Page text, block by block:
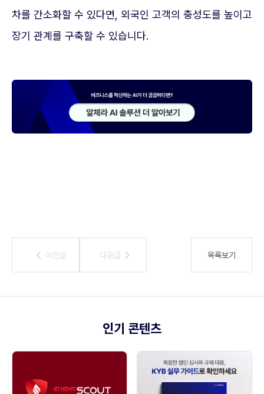
차를 간소화할 수 있다면, 외국인 고객의 충성도를 높이고
장기 관계를 구축할 수 있습니다.
이전글
이전글 다음글
다음글 목록보기
인기 콘텐츠